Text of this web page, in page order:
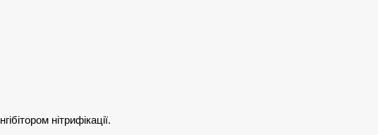
нітрифікації.